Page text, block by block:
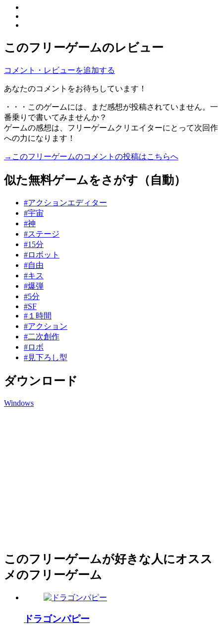
このフリーゲームのレビュー
コメント・レビューを追加する
あなたのコメントをお待ちしています！
・・・このゲームには、まだ感想が投稿されていません。一
番乗りで書いてみませんか？
ゲームの感想は、フリーゲームクリエイターにとって次回作
への力になります！
→このフリーゲームのコメントの投稿はこちらへ
似た無料ゲームをさがす（自動）
#アクションエディター
#宇宙
#神
#ステージ
#15分
#ロボット
#自由
#キス
#爆弾
#5分
#SF
#１時間
#アクション
#二次創作
#ロボ
#見下ろし型
ダウンロード
Windows
このフリーゲームが好きな人にオスス
メのフリーゲーム
ドラゴンパピー